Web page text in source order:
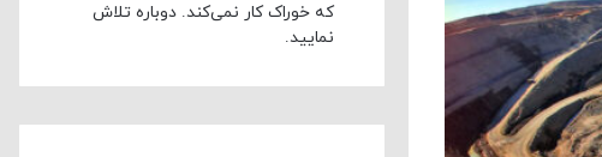
که خوراک کار نمی‌کند. دوباره تلاش
نمایید.